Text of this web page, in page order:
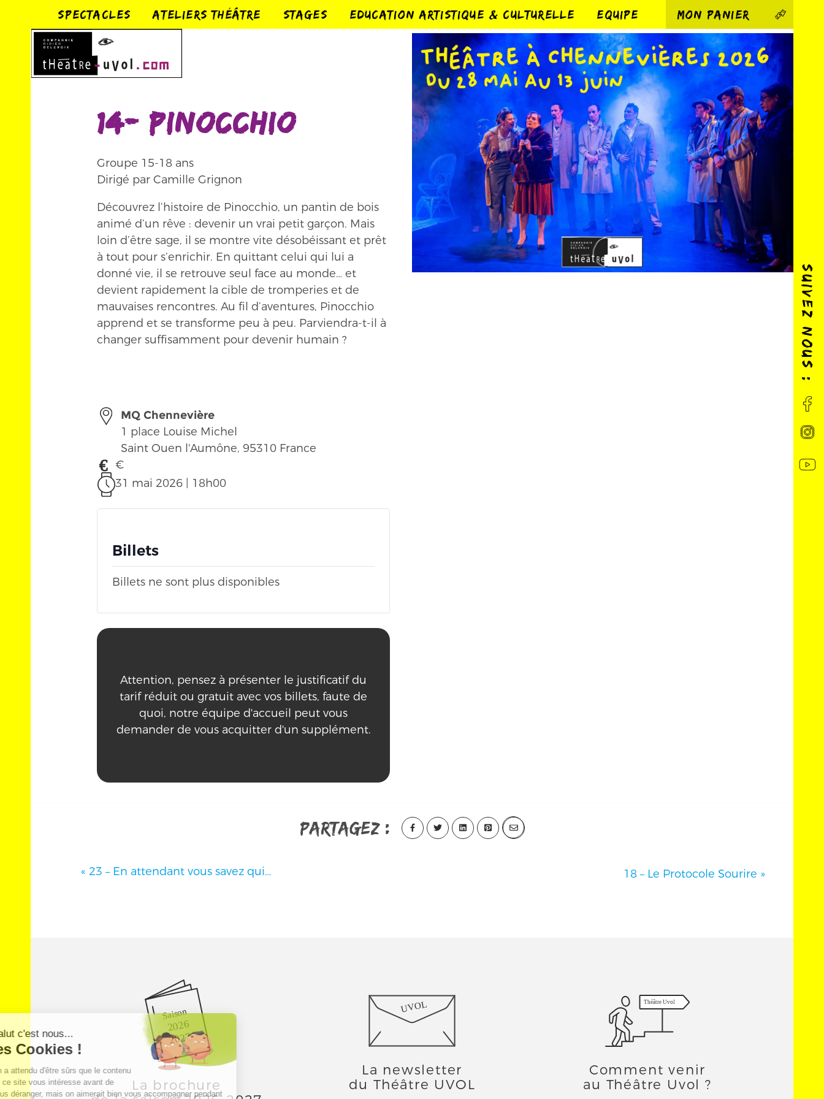
SUIVEZ NOUS :
SPECTACLES ATELIERS THÉÂTRE STAGES EDUCATION ARTISTIQUE & CULTURELLE EQUIPE MON PANIER
14- Pinocchio
Groupe 15-18 ans
Dirigé par Camille Grignon
Découvrez l’histoire de Pinocchio, un pantin de bois
animé d’un rêve : devenir un vrai petit garçon. Mais
loin d’être sage, il se montre vite désobéissant et prêt
à tout pour s’enrichir. En quittant celui qui lui a
donné vie, il se retrouve seul face au monde… et
devient rapidement la cible de tromperies et de
mauvaises rencontres. Au fil d’aventures, Pinocchio
apprend et se transforme peu à peu. Parviendra-t-il à
changer suffisamment pour devenir humain ?
MQ Chennevière
1 place Louise Michel
Saint Ouen l'Aumône, 95310 France
€
31 mai 2026 | 18h00
Billets
Billets ne sont plus disponibles
Attention, pensez à présenter le justificatif du
tarif réduit ou gratuit avec vos billets, faute de
quoi, notre équipe d'accueil peut vous
demander de vous acquitter d'un supplément.
Partagez :
« 23 – En attendant vous savez qui… 18 – Le Protocole Sourire »
Saison
2026
2027
La brochure
UVOL
La newsletter
du Théâtre UVOL
Théâtre Uvol
Comment venir
au Théâtre Uvol ?